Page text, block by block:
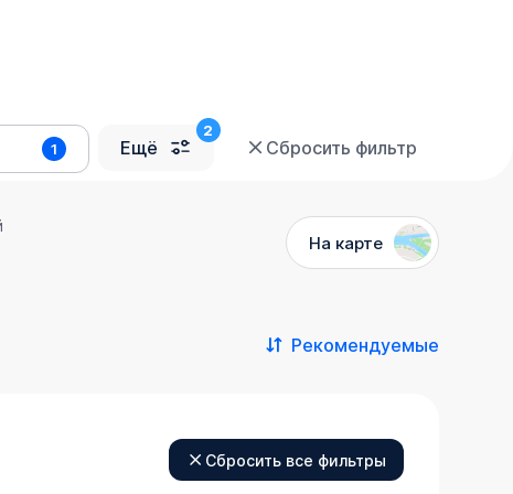
1 Ещё Сбросить фильтр
На карте
Рекомендуемые
Сбросить все фильтры